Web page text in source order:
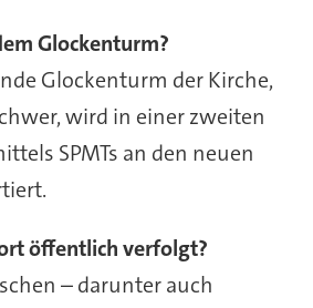
Glockenturm?
Glockenturm der Kirche,
wird in einer zweiten
SPMTs an den neuen
öffentlich verfolgt?
– darunter auch